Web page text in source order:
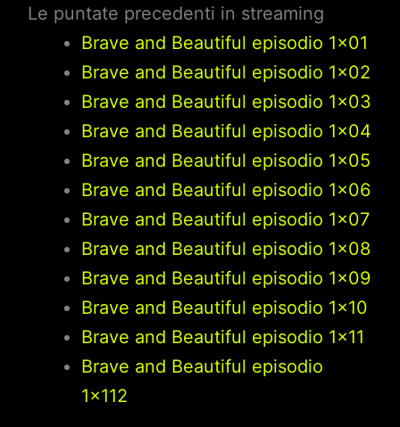
Le puntate precedenti in streaming
Brave and Beautiful episodio 1×01
Brave and Beautiful episodio 1×02
Brave and Beautiful episodio 1×03
Brave and Beautiful episodio 1×04
Brave and Beautiful episodio 1×05
Brave and Beautiful episodio 1×06
Brave and Beautiful episodio 1×07
Brave and Beautiful episodio 1×08
Brave and Beautiful episodio 1×09
Brave and Beautiful episodio 1×10
Brave and Beautiful episodio 1×11
Brave and Beautiful episodio
1×112